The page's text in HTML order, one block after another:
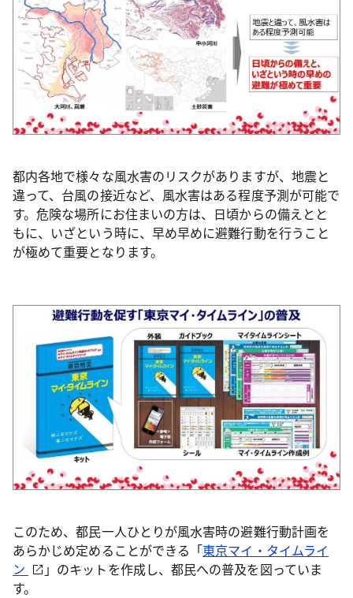
都内各地で様々な風水害のリスクがありますが、地震と
違って、台風の接近など、風水害はある程度予測が可能で
す。危険な場所にお住まいの方は、日頃からの備えとと
もに、いざという時に、早め早めに避難行動を行うこと
が極めて重要となります。
このため、都民一人ひとりが風水害時の避難行動計画を
あらかじめ定めることができる「東京マイ・タイムライ
ン
」のキットを作成し、都民への普及を図っていま
す。